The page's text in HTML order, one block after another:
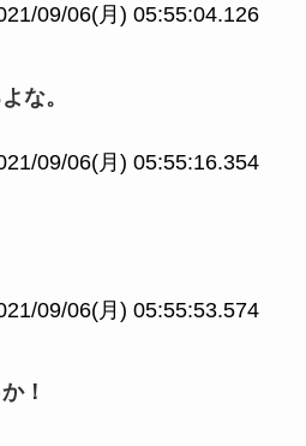
09/06(月) 05:55:04.126
な。
09/06(月) 05:55:16.354
09/06(月) 05:55:53.574
！